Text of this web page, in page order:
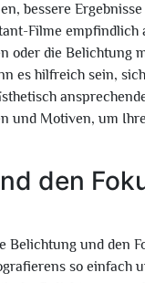
bessere
Filme empfindlich
oder die Belichtung
es hilfreich sein,
und Motiven, um
den
Belichtung und den
so einfach